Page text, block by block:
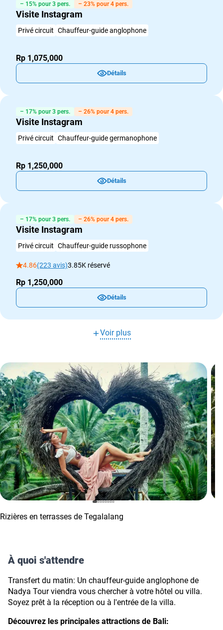
– 15% pour 3 pers. – 23% pour 4 pers.
Visite Instagram
Privé circuit Chauffeur-guide anglophone
Rp 1,075,000
Détails
– 17% pour 3 pers. – 26% pour 4 pers.
Visite Instagram
Privé circuit Chauffeur-guide germanophone
Rp 1,250,000
Détails
– 17% pour 3 pers. – 26% pour 4 pers.
Visite Instagram
Privé circuit Chauffeur-guide russophone
4.86(223 avis)3.85K réservé
Rp 1,250,000
Détails
Voir plus
Rizières en terrasses de Tegalalang
À quoi s'attendre
Transfert du matin: Un chauffeur-guide anglophone de
Nadya Tour viendra vous chercher à votre hôtel ou villa.
Soyez prêt à la réception ou à l'entrée de la villa.
Découvrez les principales attractions de Bali: